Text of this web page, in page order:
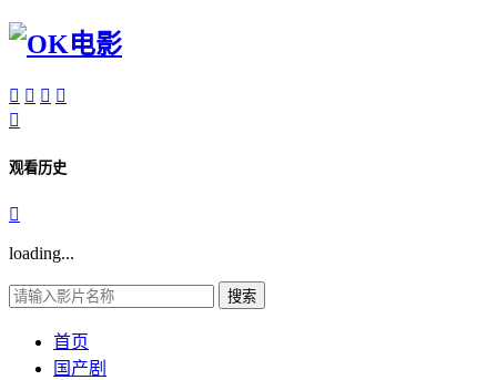
   

观看历史

loading...
搜索
首页
国产剧